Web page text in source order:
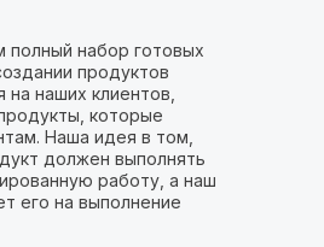
полный набор готовых
продуктов
наших клиентов,
которые
Наша идея в том,
должен выполнять
работу, а наш
его на выполнение